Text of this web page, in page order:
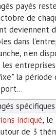
payés
de
deviennent
dans
n'en
la période
spécifiques
indiqué, le
de 3